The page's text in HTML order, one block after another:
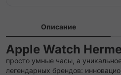
Gold Double Tour Hapi Strap
Описание
Apple Watch
просто умные часы, а
легендарных брендов: